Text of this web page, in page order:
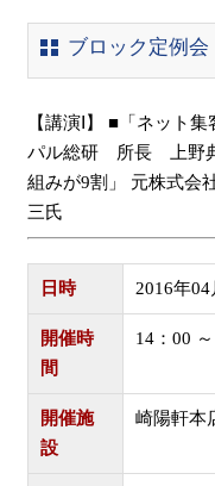
ブロック定例会
【講演Ⅰ】 ■「ネット
パル総研 所長 上野典
組みが9割」 元株式
三氏
日時 2016年04
開催時
間
14：00 ～
開催施
設
崎陽軒